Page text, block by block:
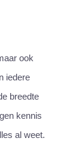
ook
iedere
breedte
kennis
al weet.